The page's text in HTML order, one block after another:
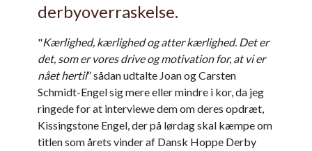
derbyoverraskelse.
"Kærlighed, kærlighed og atter kærlighed. Det er
det, som er vores drive og motivation for, at vi er
nået hertil” sådan udtalte Joan og Carsten
Schmidt-Engel sig mere eller mindre i kor, da jeg
ringede for at interviewe dem om deres opdræt,
Kissingstone Engel, der på lørdag skal kæmpe om
titlen som årets vinder af Dansk Hoppe Derby